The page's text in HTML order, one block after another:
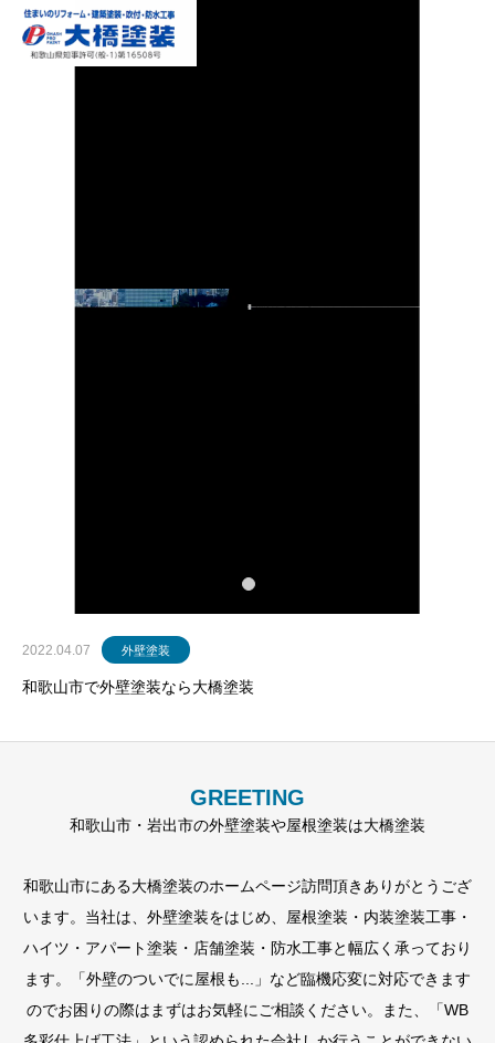
2022.04.07 外壁塗装
和歌山市で外壁塗装なら大橋塗装
GREETING
和歌山市・岩出市の外壁塗装や屋根塗装は大橋塗装
和歌山市にある大橋塗装のホームページ訪問頂きありがとうござ
います。当社は、外壁塗装をはじめ、屋根塗装・内装塗装工事・
ハイツ・アパート塗装・店舗塗装・防水工事と幅広く承っており
ます。「外壁のついでに屋根も...」など臨機応変に対応できます
のでお困りの際はまずはお気軽にご相談ください。また、「WB